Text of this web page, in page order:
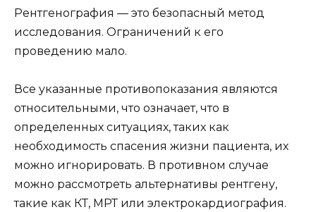
Рентгенография — это безопасный метод
исследования. Ограничений к его
проведению мало.
Все указанные противопоказания являются
относительными, что означает, что в
определенных ситуациях, таких как
необходимость спасения жизни пациента, их
можно игнорировать. В противном случае
можно рассмотреть альтернативы рентгену,
такие как КТ, МРТ или электрокардиография.